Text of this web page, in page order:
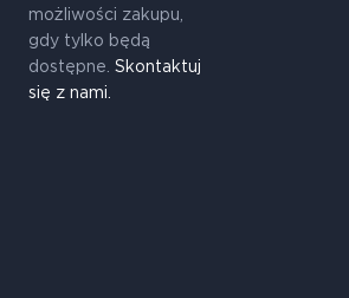
możliwości zakupu,
gdy tylko będą
dostępne. Skontaktuj
się z nami.